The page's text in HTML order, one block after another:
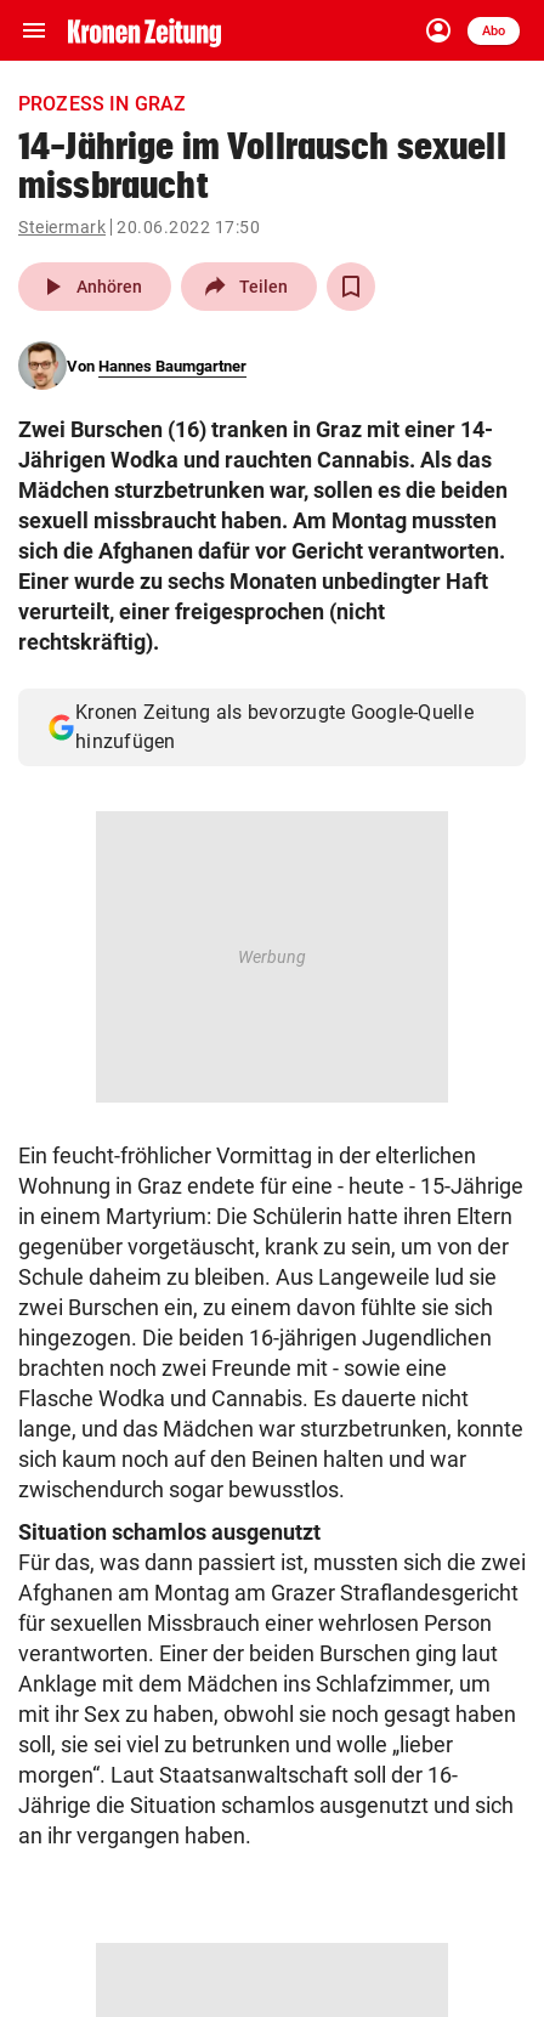
menu Navigation
ein-/ausklappen
account_circle
Anmelden
Abo
close Schließen
account_circle Anmelden
pin_drop
Wien arrow_right
search
eingeben
© Krone Multimedia GmbH & Co KG 2026
Muthgasse 2, 1190 Wien
PROZESS IN GRAZ
14-Jährige im Vollrausch sexuell
missbraucht
Steiermark 20.06.2022 17:50
play_arrow Anhören Teilen
Von Hannes Baumgartner
Zwei Burschen (16) tranken in Graz mit einer 14-
Jährigen Wodka und rauchten Cannabis. Als das
Mädchen sturzbetrunken war, sollen es die beiden
sexuell missbraucht haben. Am Montag mussten
sich die Afghanen dafür vor Gericht verantworten.
Einer wurde zu sechs Monaten unbedingter Haft
verurteilt, einer freigesprochen (nicht
rechtskräftig).
Kronen Zeitung als bevorzugte Google-Quelle
hinzufügen
Ein feucht-fröhlicher Vormittag in der elterlichen
Wohnung in Graz endete für eine - heute - 15-Jährige
in einem Martyrium: Die Schülerin hatte ihren Eltern
gegenüber vorgetäuscht, krank zu sein, um von der
Schule daheim zu bleiben. Aus Langeweile lud sie
zwei Burschen ein, zu einem davon fühlte sie sich
hingezogen. Die beiden 16-jährigen Jugendlichen
brachten noch zwei Freunde mit - sowie eine
Flasche Wodka und Cannabis. Es dauerte nicht
lange, und das Mädchen war sturzbetrunken, konnte
sich kaum noch auf den Beinen halten und war
zwischendurch sogar bewusstlos.
Situation schamlos ausgenutzt
Für das, was dann passiert ist, mussten sich die zwei
Afghanen am Montag am Grazer Straflandesgericht
für sexuellen Missbrauch einer wehrlosen Person
verantworten. Einer der beiden Burschen ging laut
Anklage mit dem Mädchen ins Schlafzimmer, um
mit ihr Sex zu haben, obwohl sie noch gesagt haben
soll, sie sei viel zu betrunken und wolle „lieber
morgen“. Laut Staatsanwaltschaft soll der 16-
Jährige die Situation schamlos ausgenutzt und sich
an ihr vergangen haben.